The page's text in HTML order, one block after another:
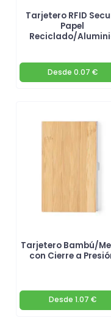
Tarjetero RFID
Papel
Reciclado/
Desde 0.07 €
Tarjetero Bambú/
con Cierre a
Desde 1.07 €